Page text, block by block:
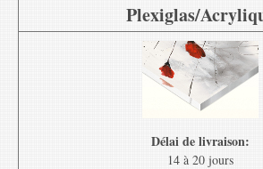
Plexiglas/
Délai de livraison:
14 à 20 jours